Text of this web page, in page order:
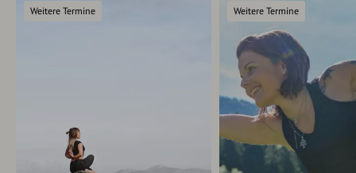
Weitere Termine Weitere Termine